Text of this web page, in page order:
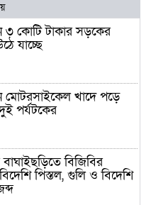
৩ কোটি টাকার সড়কের
যাচ্ছে
মোটরসাইকেল খাদে পড়ে
পর্যটকের
বাঘাইছড়িতে বিজিবির
পিস্তল, গুলি ও বিদেশি